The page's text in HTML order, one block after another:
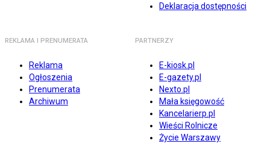
Deklaracja dostępności
REKLAMA I PRENUMERATA
Reklama
Ogłoszenia
Prenumerata
Archiwum
PARTNERZY
E-kiosk.pl
E-gazety.pl
Nexto.pl
Mała księgowość
Kancelarierp.pl
Wieści Rolnicze
Życie Warszawy